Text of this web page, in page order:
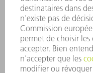
COMMUNIQUÉS DE
MAGAZINE
DURABILITÉ
ENVIRONNEMENT ET
SOCIAL ET SOCIÉTÉ
GESTION D'ENTREPRISE